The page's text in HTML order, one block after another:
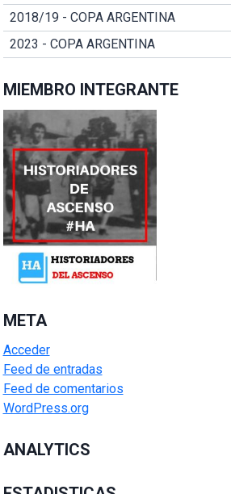
2018/19 - COPA ARGENTINA
2023 - COPA ARGENTINA
MIEMBRO INTEGRANTE
META
Acceder
Feed de entradas
Feed de comentarios
WordPress.org
ANALYTICS